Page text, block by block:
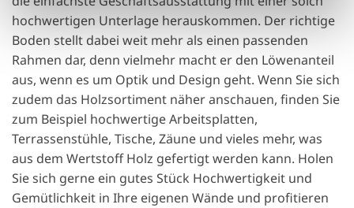
hochwertigen Unterlage herauskommen. Der richtige
Boden stellt dabei weit mehr als einen passenden
Rahmen dar, denn vielmehr macht er den Löwenanteil
aus, wenn es um Optik und Design geht. Wenn Sie sich
zudem das Holzsortiment näher anschauen, finden Sie
zum Beispiel hochwertige Arbeitsplatten,
Terrassenstühle, Tische, Zäune und vieles mehr, was
aus dem Wertstoff Holz gefertigt werden kann. Holen
Sie sich gerne ein gutes Stück Hochwertigkeit und
Gemütlichkeit in Ihre eigenen Wände und profitieren